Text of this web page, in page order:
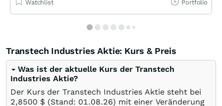
Watchlist Portfolio
Transtech Industries Aktie: Kurs & Preis
Was ist der aktuelle Kurs der Transtech
Industries Aktie?
Der Kurs der Transtech Industries Aktie steht bei
2,8500 $ (Stand: 01.08.26) mit einer Veränderung